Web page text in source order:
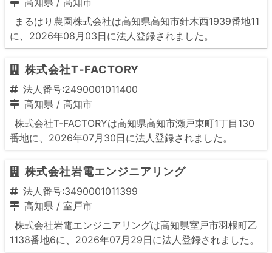
まるはり農園株式会社は高知県高知市針木西1939番地11
に、2026年08月03日に法人登録されました。
株式会社T‐FACTORY
法人番号:2490001011400
高知県 / 高知市
株式会社T‐FACTORYは高知県高知市瀬戸東町1丁目130
番地に、2026年07月30日に法人登録されました。
株式会社岩電エンジニアリング
法人番号:3490001011399
高知県 / 室戸市
株式会社岩電エンジニアリングは高知県室戸市羽根町乙
1138番地6に、2026年07月29日に法人登録されました。